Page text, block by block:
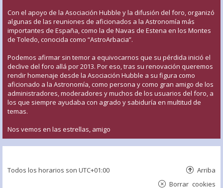
Con el apoyo de la Asociación Hubble y la difusión del foro, organizó
algunas de las reuniones de aficionados a la Astronomía más
importantes de España, como la de Navas de Estena en los Montes
de Toledo, conocida como “AstroArbacia”.
Podemos afirmar sin temor a equivocarnos que su pérdida inició el
declive del foro allá por 2013. Por eso, tras su renovación queremos
rendir homenaje desde la Asociación Hubble a su figura como
aficionado a la Astronomía, como persona y como gran amigo de los
administradores, moderadores y muchos de los usuarios del foro, a
los que siempre ayudaba con agrado y sabiduría en multitud de
temas.
Nos vemos en las estrellas, amigo
Todos los horarios son UTC+01:00 Arriba
Borrar cookies